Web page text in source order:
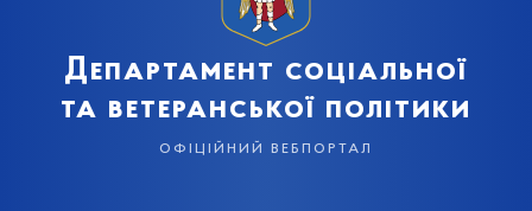
Департамент соціальної
та ветеранської політики
офіційний вебпортал